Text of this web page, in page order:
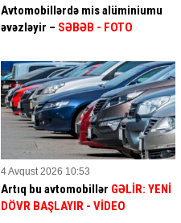
Avtomobillərdə mis alüminiumu
əvəzləyir – SƏBƏB - FOTO
4 Avqust 2026 10:53
Artıq bu avtomobillər GƏLİR: YENİ
DÖVR BAŞLAYIR - VİDEO